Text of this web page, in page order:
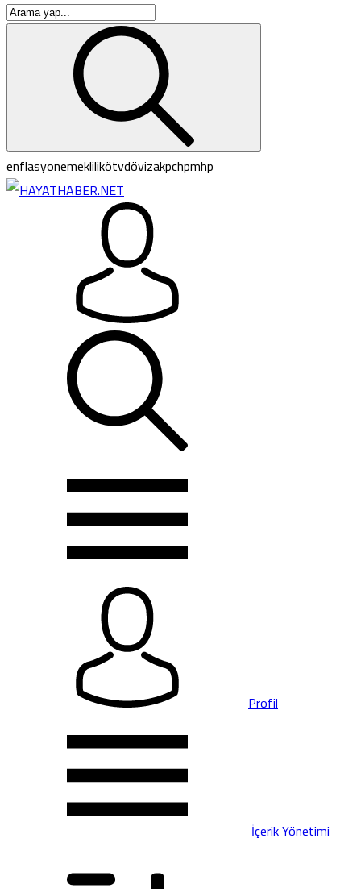
enflasyonemeklilikötvdövizakpchpmhp
Profil
İçerik Yönetimi